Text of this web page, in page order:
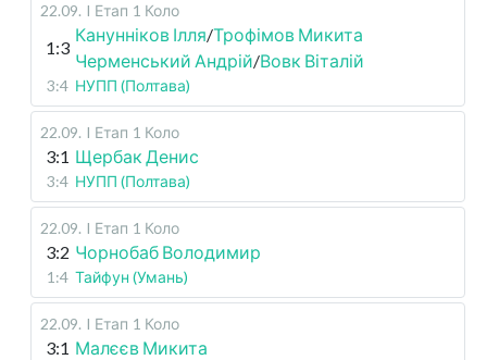
22.09. I Етап 1 Коло
1:3
Канунніков Ілля/Трофімов Микита
Черменський Андрій/Вовк Віталій
3:4 НУПП (Полтава)
22.09. I Етап 1 Коло
3:1 Щербак Денис
3:4 НУПП (Полтава)
22.09. I Етап 1 Коло
3:2 Чорнобаб Володимир
1:4 Тайфун (Умань)
22.09. I Етап 1 Коло
3:1 Малєєв Микита